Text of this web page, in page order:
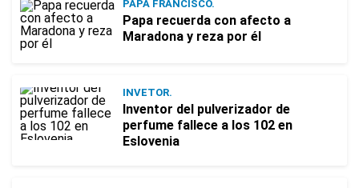
PAPA FRANCISCO.
Papa recuerda con afecto a
Maradona y reza por él
INVETOR.
Inventor del pulverizador de
perfume fallece a los 102 en
Eslovenia